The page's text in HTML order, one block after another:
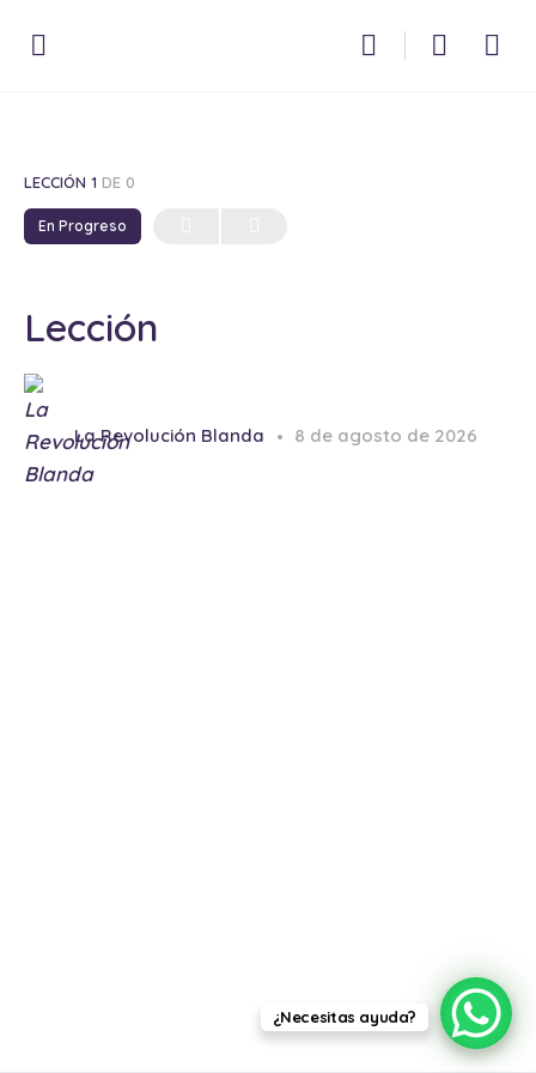
LECCIÓN 1 DE 0
En Progreso
Lección
La Revolución Blanda 8 de agosto de 2026
¿Necesitas ayuda?